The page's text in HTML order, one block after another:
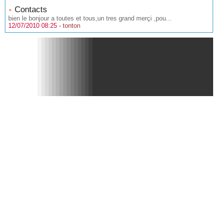
Contacts
bien le bonjour a toutes et tous,un tres grand merçi ,pou...
12/07/2010 08:25 - tonton